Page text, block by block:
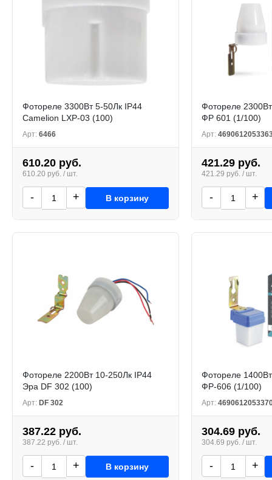
Фотореле 3300Вт 5-50Лк IP44
Camelion LXР-03 (100)
Арт: 6466
610.20 руб.
610.20 руб. / шт.
- + В корзину
Фотореле
ФР 601 (1/100)
Арт:
421.29 руб.
421.29 руб. / шт.
- +
Фотореле 2200Вт 10-250Лк IP44
Эра DF 302 (100)
Арт: DF 302
387.22 руб.
387.22 руб. / шт.
- + В корзину
Фотореле
ФР-606 (1/100)
Арт:
304.69 руб.
304.69 руб. / шт.
- +